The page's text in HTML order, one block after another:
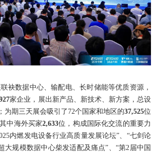
联袂数据中心、输配电、长时储能等优质资源，
家企业，展出新产品、新技术、新方案，总设
为期三天展会吸引了72个国家和地区的37,525位
中海外买家2,633位，构成国际化交流的重要力
内燃发电设备行业高质量发展论坛”、“七剑论
大规模数据中心柴发适配及痛点”、“第2届中国